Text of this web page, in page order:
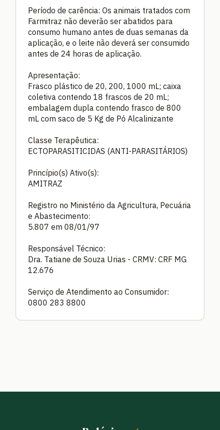
Período de carência: Os animais tratados com
Farmitraz não deverão ser abatidos para
consumo humano antes de duas semanas da
aplicação, e o leite não deverá ser consumido
antes de 24 horas de aplicação.
Apresentação:
Frasco plástico de 20, 200, 1000 mL; caixa
coletiva contendo 18 frascos de 20 mL;
embalagem dupla contendo frasco de 800
mL com saco de 5 Kg de Pó Alcalinizante
Classe Terapêutica:
ECTOPARASITICIDAS (ANTI-PARASITÁRIOS)
Princípio(s) Ativo(s):
AMITRAZ
Registro no Ministério da Agricultura, Pecuária
e Abastecimento:
5.807 em 08/01/97
Responsável Técnico:
Dra. Tatiane de Souza Urias - CRMV: CRF MG
12.676
Serviço de Atendimento ao Consumidor:
0800 283 8800